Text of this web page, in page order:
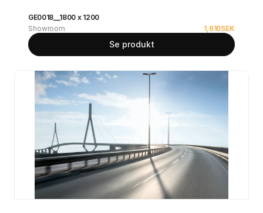
GE0018__1800 x 1200
Showroom
1,610SEK
Se produkt